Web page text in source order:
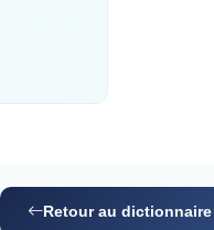
Retour au dictionnaire